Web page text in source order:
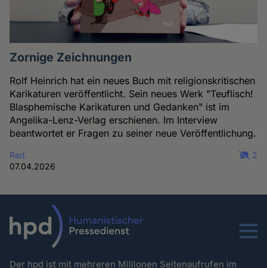
Zornige Zeichnungen
Rolf Heinrich hat ein neues Buch mit religionskritischen
Karikaturen veröffentlicht. Sein neues Werk "Teuflisch!
Blasphemische Karikaturen und Gedanken" ist im
Angelika-Lenz-Verlag erschienen. Im Interview
beantwortet er Fragen zu seiner neue Veröffentlichung.
Red.
07.04.2026
2
Menu
Der hpd ist mit mehreren Millionen Seitenaufrufen im